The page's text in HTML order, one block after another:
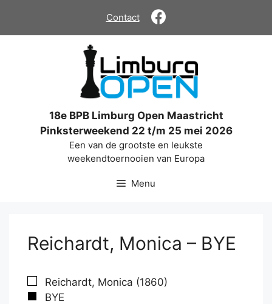
de
Contact
18e BPB Limburg Open Maastricht
Pinksterweekend 22 t/m 25 mei 2026
Een van de grootste en leukste
weekendtoernooien van Europa
Menu
Reichardt, Monica – BYE
Reichardt, Monica (1860)
BYE